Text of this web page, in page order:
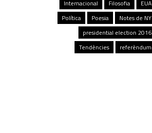
EUA
Filosofia
Internacional
Notes de NY
Poesia
Política
presidential election 2016
referèndum
Tendències